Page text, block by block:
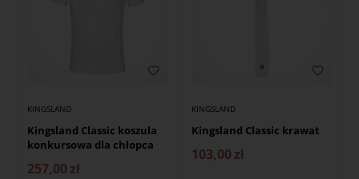
KINGSLAND
Kingsland Classic koszula
konkursowa dla chłopca
257,00 zł
KINGSLAND
Kingsland Classic krawat
103,00 zł